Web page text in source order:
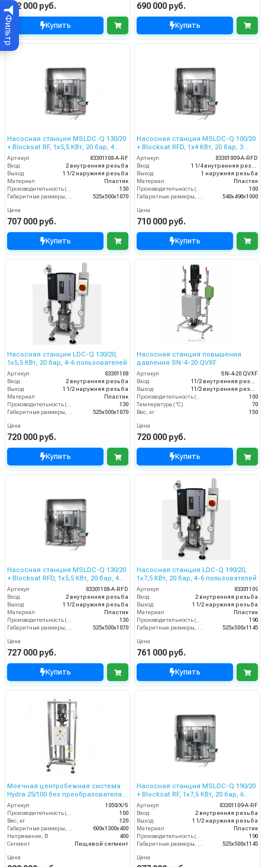
Фильтр
682 000 руб.
Купить
690 000 руб.
Купить
Насосная станция MSLDC-Q 130/20
+ Blocksat RF, 1x5,5 КВт, 20 бар, 4
пользователя
Артикул
83301108-A-RF
Вход
2 внутренняя резьба
Выход
1 1/2 наружняя резьба
Материал
Пластик
130
525x500x1070
Цена
707 000 руб.
Купить
Насосная станция MSLDC-Q 100/20
+ Blocksat RFD, 1x4 КВт, 20 бар, 3
пользователя
Артикул
83301009-A-RFD
Вход
Выход
1 наружняя резьба
Материал
Пластик
100
540x490x1000
Цена
710 000 руб.
Купить
Насосная станция LDC-Q 130/20,
1x5,5 КВт, 20 бар, 4-6 пользователей
Артикул
83301108
Вход
2 внутренняя резьба
Выход
1 1/2 наружняя резьба
Материал
Пластик
Производительность (л/мин)
130
Габаритные размеры, мм
525x500x1070
Цена
720 000 руб.
Купить
Насосная станция повышения
давления SN-4-20 QVXF
Артикул
SN-4-20 QVXF
Вход
11/2 внутренняя резьба
Выход
11/2 внутренняя резьба
Производительность (л/мин)
100
Температура (°C)
70
Вес, кг
150
Цена
720 000 руб.
Купить
Насосная станция MSLDC-Q 130/20
+ Blocksat RFD, 1x5,5 КВт, 20 бар, 4
пользователя
Артикул
83301108-A-RFD
Вход
2 внутренняя резьба
Выход
1 1/2 наружняя резьба
Материал
Пластик
Производительность (л/мин)
130
Габаритные размеры, мм
525x500x1070
Цена
727 000 руб.
Купить
Насосная станция LDC-Q 190/20,
1x7,5 КВт, 20 бар, 4-6 пользователей
Артикул
83301109
Вход
2 внутренняя резьба
Выход
1 1/2 наружняя резьба
Материал
Пластик
Производительность (л/мин)
190
Габаритные размеры, мм
525x500x1145
Цена
761 000 руб.
Купить
Моечная центробежная система
Hydra 25/100 без преобразователя,
на 3 оператора, 100 л/мин, 25 бар
Артикул
1050/X/S
100
Вес, кг
120
600x1300x400
Напряжение, В
400
Сегмент
Пищевой сегмент
Цена
Насосная станция MSLDC-Q 190/20
+ Blocksat RF, 1x7,5 КВт, 20 бар, 6
пользователей
Артикул
83301109-A-RF
Вход
2 внутренняя резьба
Выход
1 1/2 наружняя резьба
Материал
Пластик
190
525x500x1145
Цена